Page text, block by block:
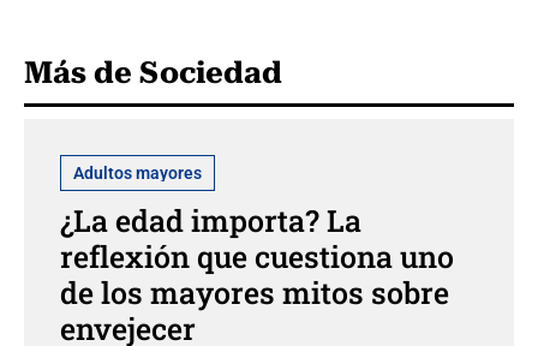
Más de Sociedad
Adultos mayores
¿La edad importa? La
reflexión que cuestiona uno
de los mayores mitos sobre
envejecer